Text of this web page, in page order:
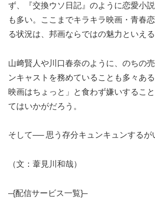
ず、『交換ウソ日記』のように恋愛小
も多い。ここまでキラキラ映画・青春
る状況は、邦画ならではの魅力といえる
山﨑賢人や川口春奈のように、のちの
ンキャストを務めていることも多々あ
映画はちょっと」と食わず嫌いするこ
てはいかがだろう。
そして── 思う存分キュンキュンするが
（文：葦見川和哉）
–{配信サービス一覧}–